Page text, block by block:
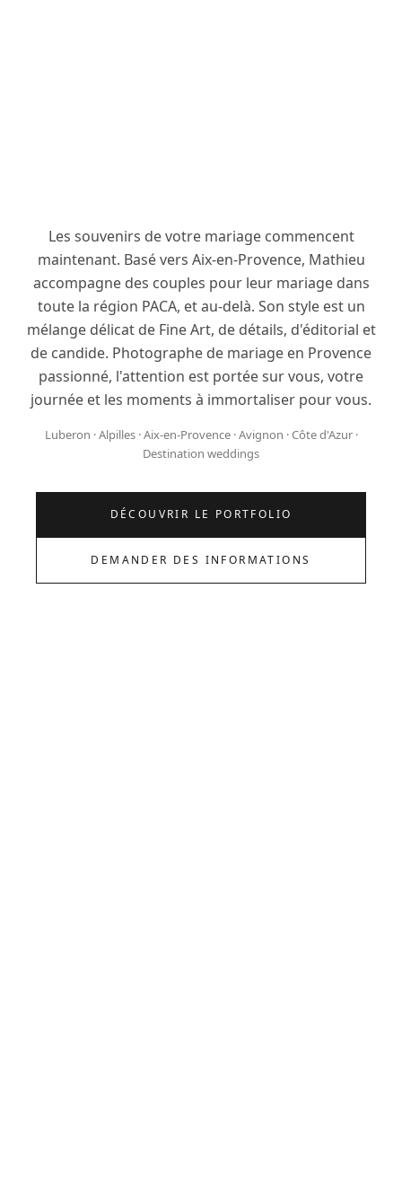
Les souvenirs de votre mariage commencent
maintenant. Basé vers Aix-en-Provence, Mathieu
accompagne des couples pour leur mariage dans
toute la région PACA, et au-delà. Son style est un
mélange délicat de Fine Art, de détails, d'éditorial et
de candide. Photographe de mariage en Provence
passionné, l'attention est portée sur vous, votre
journée et les moments à immortaliser pour vous.
Luberon · Alpilles · Aix-en-Provence · Avignon · Côte d'Azur ·
Destination weddings
DÉCOUVRIR LE PORTFOLIO
DEMANDER DES INFORMATIONS